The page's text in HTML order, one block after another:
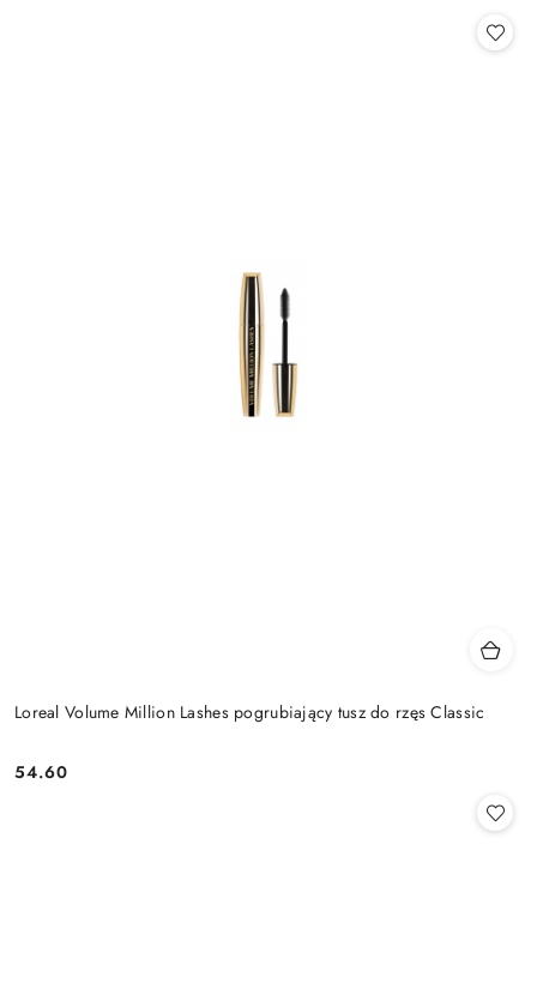
Loreal Volume Million Lashes pogrubiający tusz do rzęs Classic
Cena:
54.60